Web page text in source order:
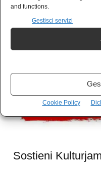
and functions.
Gestisci servizi
Cookie Policy
𝗖𝗮𝘃𝗮𝗹𝗹𝗲𝘁𝘁𝗼 𝟳 tre
difficile e con il lutto
Sostieni Kulturjam